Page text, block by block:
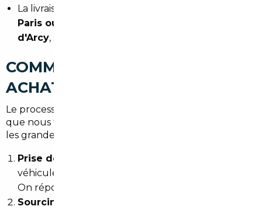
La livraison selon vos préférences :
Paris ou directement à votre domicile à Bois-
d'Arcy, selon l'option que vous choisissez
COMMENT SE DÉROULE UN
ACHAT IMPORTÉ AVEC NOUS
Le process est pensé pour être simple, même si ce
que nous faisons en coulisses est loin de l'être. Voici
les grandes étapes :
Prise de contact et brief
véhicule souhaité, votre budget et vos contraintes.
On répond sous 24h.
Sourcing européen